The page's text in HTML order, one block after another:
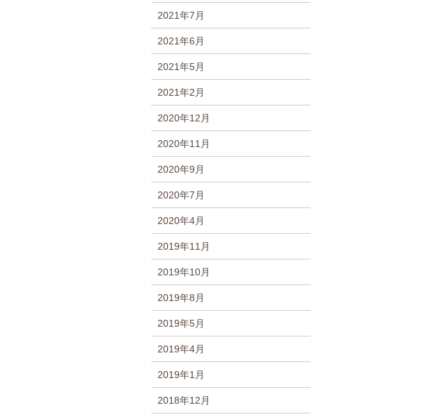
2021年7月
2021年6月
2021年5月
2021年2月
2020年12月
2020年11月
2020年9月
2020年7月
2020年4月
2019年11月
2019年10月
2019年8月
2019年5月
2019年4月
2019年1月
2018年12月